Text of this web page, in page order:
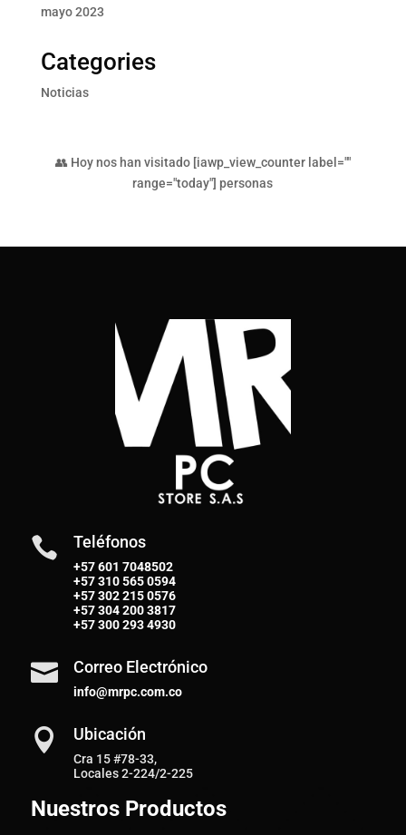
mayo 2023
Categories
Noticias
👥 Hoy nos han visitado [iawp_view_counter label=""
range="today"] personas
 Teléfonos
+57 601 7048502
+57310 565 0594
+57302 215 0576
+57304 200 3817
+57300 293 4930
 Correo Electrónico
info@mrpc.com.co
 Ubicación
Cra 15 #78-33,
Locales 2-224/2-225
Nuestros Productos